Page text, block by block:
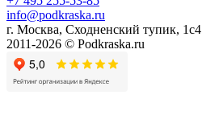
info@podkraska.ru
г. Москва, Сходненский тупик, 1с4
2011-2026 © Podkraska.ru